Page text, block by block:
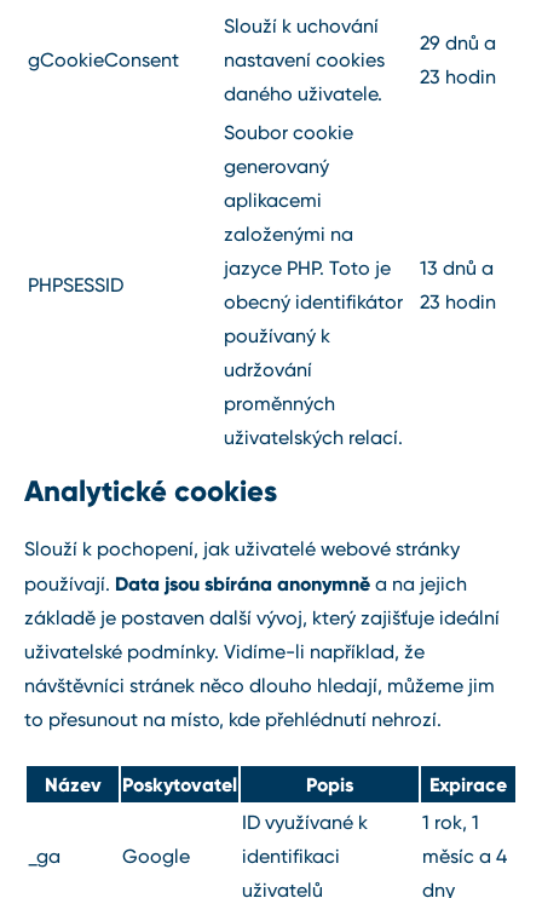
gCookieConsent
Slouží k uchování
nastavení cookies
daného uživatele.
29 dnů a
23 hodin
PHPSESSID
Soubor cookie
generovaný
aplikacemi
založenými na
jazyce PHP. Toto je
obecný identifikátor
používaný k
udržování
proměnných
uživatelských relací.
13 dnů a
23 hodin
Analytické cookies
Slouží k pochopení, jak uživatelé webové stránky
používají. Data jsou sbírána anonymně a na jejich
základě je postaven další vývoj, který zajišťuje ideální
uživatelské podmínky. Vidíme-li například, že
návštěvníci stránek něco dlouho hledají, můžeme jim
to přesunout na místo, kde přehlédnutí nehrozí.
Název Poskytovatel Popis Expirace
_ga Google
ID využívané k
identifikaci
uživatelů
1 rok, 1
měsíc a 4
dny